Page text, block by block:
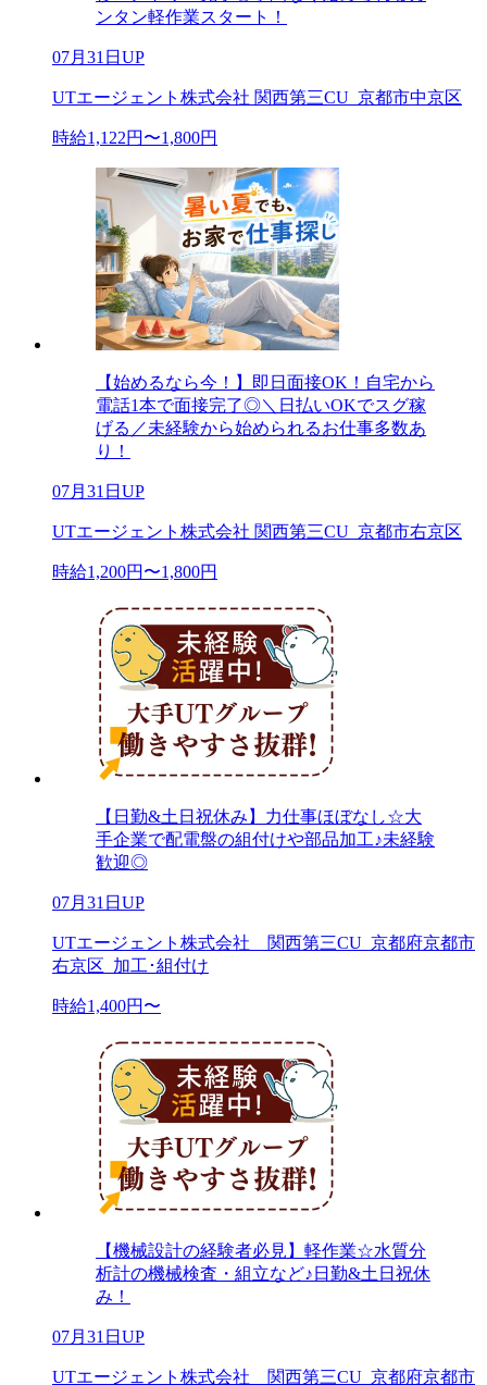
ンタン軽作業スタート！
07月31日UP
UTエージェント株式会社 関西第三CU_京都市中京区
時給1,122円〜1,800円
【始めるなら今！】即日面接OK！自宅から
電話1本で面接完了◎＼日払いOKでスグ稼
げる／未経験から始められるお仕事多数あ
り！
07月31日UP
UTエージェント株式会社 関西第三CU_京都市右京区
時給1,200円〜1,800円
【日勤&土日祝休み】力仕事ほぼなし☆大
手企業で配電盤の組付けや部品加工♪未経験
歓迎◎
07月31日UP
UTエージェント株式会社 関西第三CU_京都府京都市
右京区_加工･組付け
時給1,400円〜
【機械設計の経験者必見】軽作業☆水質分
析計の機械検査・組立など♪日勤&土日祝休
み！
07月31日UP
UTエージェント株式会社 関西第三CU_京都府京都市